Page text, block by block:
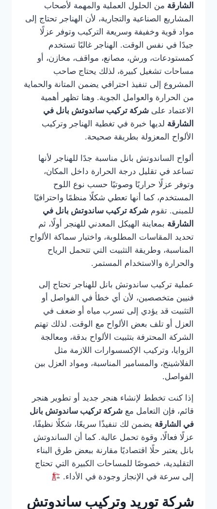
الشارقة من الحلول العملية والمهمة لأصحاب
المشاريع الصناعية والتجارية، لأن الهناجر تحتاج إلى
مواد قوية وخفيفة وسريعة التركيب وتوفر عزلًا
جيدًا في نفس الوقت. الهناجر غالبًا تستخدم
كمستودعات، ورش، مصانع، مواقف، مخازن، أو
مساحات تشغيل كبيرة، لذلك يحتاج صاحب
المشروع إلى تنفيذ احترافي يضمن المتانة والحماية
من الحرارة والعوامل الجوية. وهنا تظهر أهمية
الاعتماد على شركة تركيب ساندوتش بانل في
الشارقة لديها خبرة في تغطية الهناجر وتركيب
الألواح المعزولة بطريقة صحيحة.
ألواح الساندوتش بانل مناسبة جدًا للهناجر لأنها
تساعد في تقليل درجة الحرارة داخل المكان،
وتوفر عزلًا حراريًا وصوتيًا حسب نوع اللوح
المستخدم، كما أنها تعطي شكلًا منظمًا واحترافيًا
للمبنى. تقوم شركة تركيب ساندوتش بانل في
الشارقة بمعاينة الهيكل المعدني للهنجر أولًا، ثم
تحديد المقاسات المطلوبة، واختيار سماكة الألواح
المناسبة، وطريقة التثبيت التي تتحمل الرياح
والحرارة والاستخدام المستمر.
عملية تركيب ساندوتش بانل للهناجر تحتاج إلى
فنيين متخصصين، لأن أي خطأ في الفواصل أو
التثبيت قد يؤدي إلى تسرب مياه أو ضعف في
العزل أو تلف بعض الألواح مع الوقت. لذلك تهتم
الشركة المحترفة بتثبيت الألواح بدقة، ومعالجة
الزوايا، وتركيب الإكسسوارات اللازمة مثل
الفلاشينج، والمسامير المناسبة، ومواد العزل بين
الفواصل.
إذا كنت تخطط لإنشاء هنجر جديد أو تطوير هنجر
قائم، فإن التعامل مع شركة تركيب ساندوتش بانل
في الشارقة يضمن لك تنفيذًا سريعًا، شكلًا نظيفًا،
عزلًا فعالًا، وقوة تحمل عالية. كما أن الساندوتش
بانل يعتبر حلًا اقتصاديًا مقارنة ببعض طرق البناء
التقليدية، خصوصًا للمساحات الكبيرة التي تحتاج
إلى سرعة في الإنجاز وجودة في الأداء.
شركة توريد وتركيب ساندوتش